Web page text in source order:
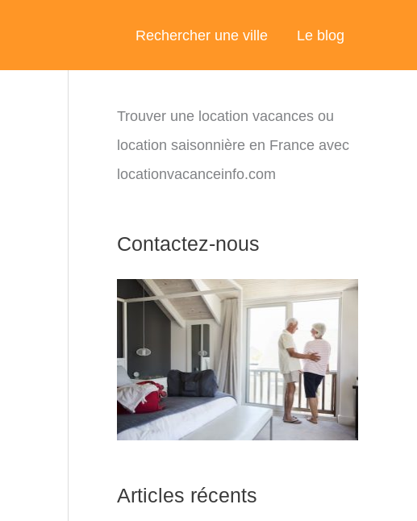
Rechercher une ville Le blog
Trouver une location vacances ou
location saisonnière en France avec
locationvacanceinfo.com
Contactez-nous
Articles récents